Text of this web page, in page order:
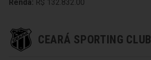
Renda: R$ 132.832.00
CEARÁ SPORTING CLUB